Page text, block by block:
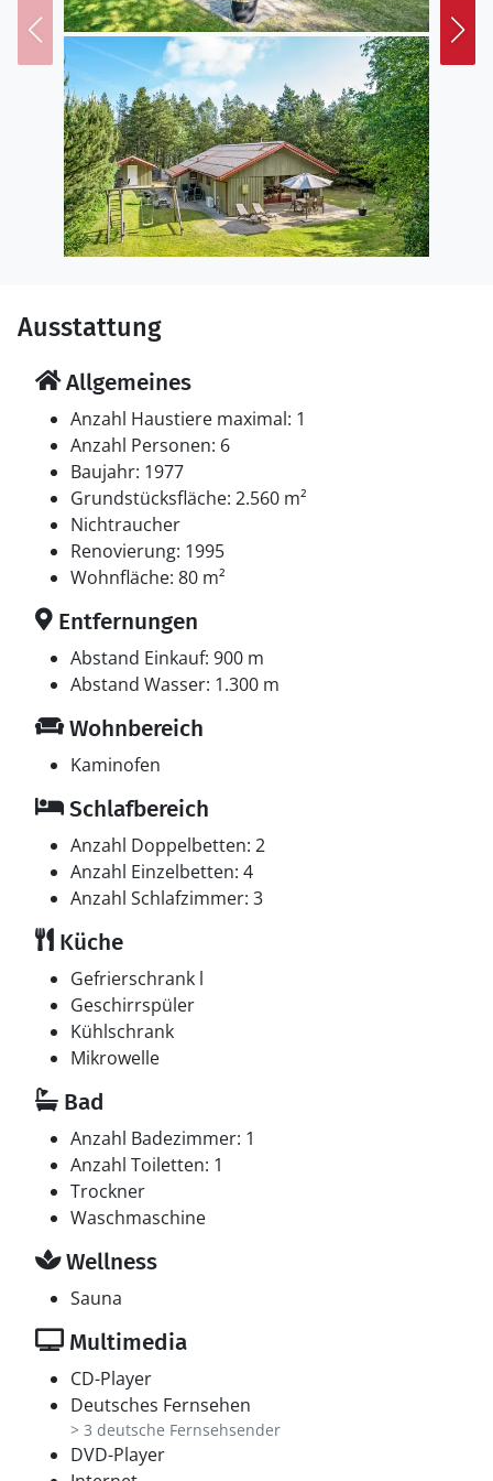
Elektroautos installiert. Parkplatz auf dem Grundstück.
Einrichtung
Das Ferienhaus eignet sich für 6 Personen sowie 1
Kleinkind bis zu 3 Jahren. Die Ferienunterkunft hat eine
Wohnfläche von 80 m² und wurde 1977 gebaut. 1995
wurde die Ferienunterkunft teilweise renoviert. Es ist
erlaubt 1 Haustier mitzubringen. Die Ferienunterkunft
ist mit energiesparender Wärmepumpe ausgestattet.
Die Ferienunterkunft ist mit Waschmaschine
10 Liter Nutzinhalt. Es gibt außerdem einen Kaminofen.
Für die jüngsten Feriengäste ist 1 Kinderhochstuhl
vorhanden.
Schlafverhältnisse
Die Schlafplätze verteilen sich auf 3 Schlafräume. 2
Schlafplätze in einem Doppelbett. 4 Schlafplätze in
Einzelbetten. Ferner steht ein Kinderbett zur
Verfügung.
Multimedien
In der Ferienunterkunft gibt es einen Fernseher. DVD-
Player. Radio. Stereoanlage. CD-Player. Mindestens 4
dänische Fernsehsender. Mindestens 4 deutsche
Fernsehsender. Es steht kabellose Internetverbindung
Ausstattung
Allgemeines
Anzahl Haustiere maximal: 1
Anzahl Personen: 6
Baujahr: 1977
Grundstücksfläche: 2.560 m²
Nichtraucher
Renovierung: 1995
Wohnfläche: 80 m²
Entfernungen
Abstand Einkauf: 900 m
Abstand Wasser: 1.300 m
Wohnbereich
Kaminofen
Schlafbereich
Anzahl Doppelbetten: 2
Anzahl Einzelbetten: 4
Anzahl Schlafzimmer: 3
Küche
Gefrierschrank l
Geschirrspüler
Kühlschrank
Mikrowelle
Bad
Anzahl Badezimmer: 1
Anzahl Toiletten: 1
Trockner
Waschmaschine
Wellness
Sauna
Multimedia
CD-Player
Deutsches Fernsehen
> 3 deutsche Fernsehsender
DVD-Player